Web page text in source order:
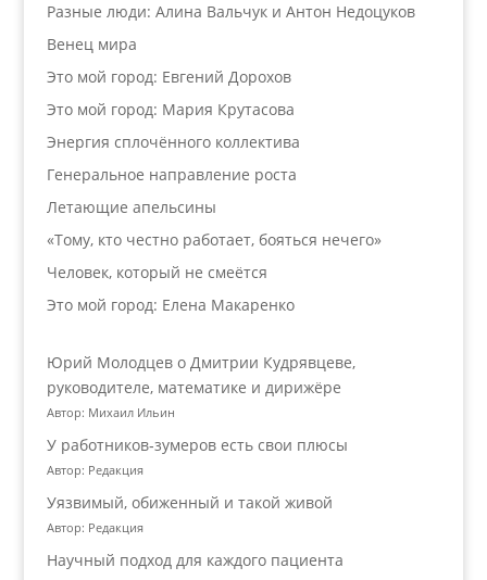
Разные люди: Алина Вальчук и Антон Недоцуков
Венец мира
Это мой город: Евгений Дорохов
Это мой город: Мария Крутасова
Энергия сплочённого коллектива
Генеральное направление роста
Летающие апельсины
«Тому, кто честно работает, бояться нечего»
Человек, который не смеётся
Это мой город: Елена Макаренко
Юрий Молодцев о Дмитрии Кудрявцеве,
руководителе, математике и дирижёре
Автор: Михаил Ильин
У работников‑зумеров есть свои плюсы
Автор: Редакция
Уязвимый, обиженный и такой живой
Автор: Редакция
Научный подход для каждого пациента